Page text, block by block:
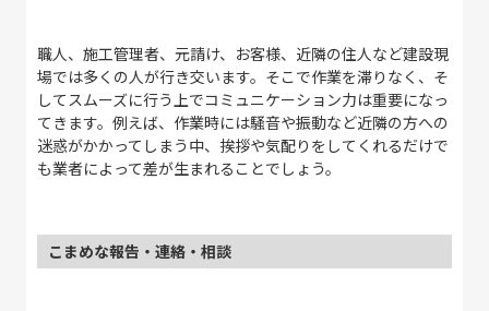
職人、施工管理者、元請け、お客様、近隣の住人など建設現
場では多くの人が行き交います。そこで作業を滞りなく、そ
してスムーズに行う上でコミュニケーション力は重要になっ
てきます。例えば、作業時には騒音や振動など近隣の方への
迷惑がかかってしまう中、挨拶や気配りをしてくれるだけで
も業者によって差が生まれることでしょう。
こまめな報告・連絡・相談